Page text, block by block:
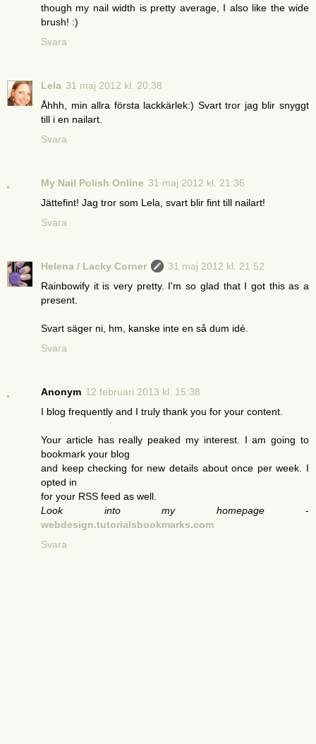
though my nail width is pretty average, I also like the wide
brush! :)
Svara
Lela 31 maj 2012 kl. 20:38
Åhhh, min allra första lackkärlek:) Svart tror jag blir snyggt
till i en nailart.
Svara
My Nail Polish Online 31 maj 2012 kl. 21:36
Jättefint! Jag tror som Lela, svart blir fint till nailart!
Svara
Helena / Lacky Corner
31 maj 2012 kl. 21:52
Rainbowify it is very pretty. I'm so glad that I got this as a
present.
Svart säger ni, hm, kanske inte en så dum idé.
Svara
Anonym 12 februari 2013 kl. 15:38
I blog frequently and I truly thank you for your content.
Your article has really peaked my interest. I am going to
bookmark your blog
and keep checking for new details about once per week. I
opted in
for your RSS feed as well.
Look into my homepage-
webdesign.tutorialsbookmarks.com
Svara